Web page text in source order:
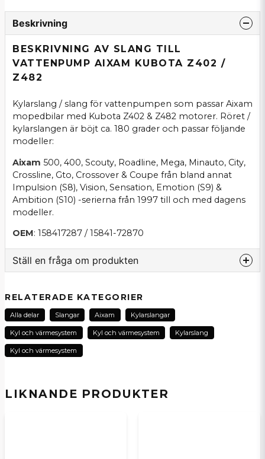
LIKNANDE PRODUKTER
Beskrivning
BESKRIVNING AV SLANG TILL
VATTENPUMP AIXAM KUBOTA Z402 /
Z482
Kylarslang / slang för vattenpumpen som passar Aixam
mopedbilar med Kubota Z402 & Z482 motorer. Röret /
kylarslangen är böjt ca. 180 grader och passar följande
modeller:
Aixam 500, 400, Scouty, Roadline, Mega, Minauto, City,
Crossline, Gto, Crossover & Coupe från bland annat
Impulsion (S8), Vision, Sensation, Emotion (S9) &
Ambition (S10) -serierna från 1997 till och med dagens
modeller.
OEM: 158417287 / 15841-72870
Ställ en fråga om produkten
Fråga oss om denna produkt...
name
Namn
email
E-postadress
RELATERADE KATEGORIER
Alla delar Slangar Aixam Kylarslangar
Kyl och värmesystem Kyl och värmesystem Kylarslang
Kyl och värmesystem